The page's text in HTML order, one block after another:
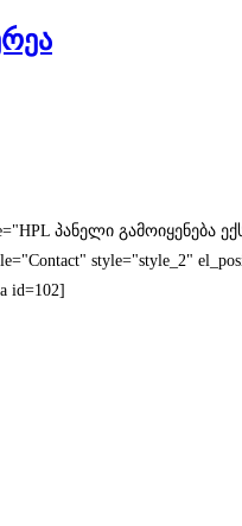
პანელი გამოიყენება
style="style_2"
id=102]